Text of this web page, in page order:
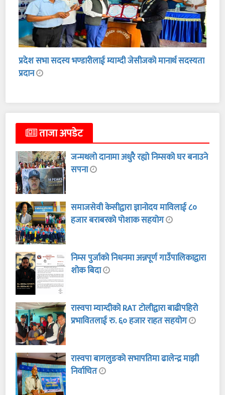
प्रदेश सभा सदस्य भण्डारीलाई म्याग्दी जेसीजको मानार्थ सदस्यता
प्रदान
ताजा अपडेट
जन्मथलो दानामा अधुरै रह्यो निम्सको घर बनाउने
सपना
समाजसेवी केसीद्वारा ज्ञानोदय माविलाई ८०
हजार बराबरको पोशाक सहयोग
निम्स पुर्जाको निधनमा अन्नपूर्ण गाउँपालिकाद्वारा
शोक बिदा
रास्वपा म्याग्दीको RAT टोलीद्वारा बाढीपहिरो
प्रभावितलाई रु. ६० हजार राहत सहयोग
रास्वपा बागलुङको सभापतिमा ढालेन्द्र माझी
निर्वाचित